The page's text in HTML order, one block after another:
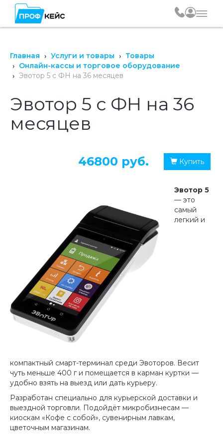
Главная Услуги и товары
Товары
Онлайн-кассы и торговое оборудование
Эвотор 5 с ФН на 36 месяцев
Эвотор 5 с ФН на 36
месяцев
46800 руб. Купить
Эвотор 5
— это
самый
легкий и
компактный смарт-терминал среди Эвоторов. Весит
чуть меньше 400 г и помещается в карман куртки —
удобно взять на выезд или дать курьеру.
Разработан специально для курьерской доставки и
выездной торговли. Подойдёт микробизнесам —
киоскам «Кофе с собой», сувенирным лавкам,
цветочным магазинам.